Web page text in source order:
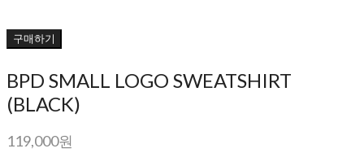
구매하기
BPD SMALL LOGO SWEATSHIRT
(BLACK)
119,000원